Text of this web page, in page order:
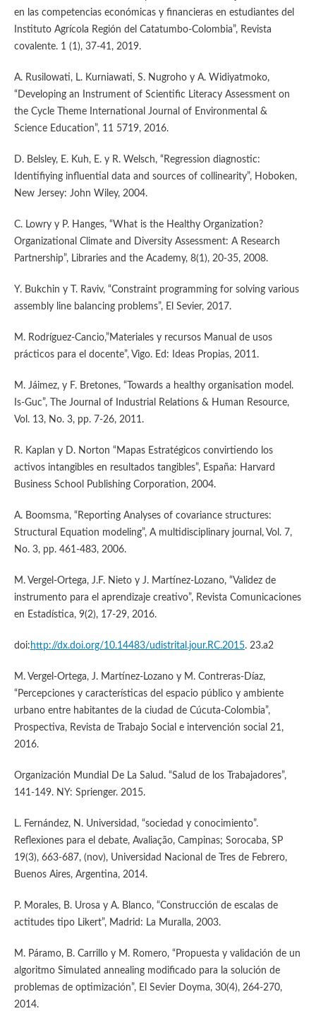
en las competencias económicas y financieras en estudiantes del
Instituto Agrícola Región del Catatumbo-Colombia”, Revista
covalente. 1 (1), 37-41, 2019.
A. Rusilowati, L. Kurniawati, S. Nugroho y A. Widiyatmoko,
“Developing an Instrument of Scientific Literacy Assessment on
the Cycle Theme International Journal of Environmental &
Science Education”, 11 5719, 2016.
D. Belsley, E. Kuh, E. y R. Welsch, “Regression diagnostic:
Identifiying influential data and sources of collinearity”, Hoboken,
New Jersey: John Wiley, 2004.
C. Lowry y P. Hanges, “What is the Healthy Organization?
Organizational Climate and Diversity Assessment: A Research
Partnership”, Libraries and the Academy, 8(1), 20-35, 2008.
Y. Bukchin y T. Raviv, “Constraint programming for solving various
assembly line balancing problems”, El Sevier, 2017.
M. Rodríguez-Cancio,”Materiales y recursos Manual de usos
prácticos para el docente”, Vigo. Ed: Ideas Propias, 2011.
M. Jáimez, y F. Bretones, “Towards a healthy organisation model.
Is-Guc”, The Journal of Industrial Relations & Human Resource,
Vol. 13, No. 3, pp. 7-26, 2011.
R. Kaplan y D. Norton “Mapas Estratégicos convirtiendo los
activos intangibles en resultados tangibles”, España: Harvard
Business School Publishing Corporation, 2004.
A. Boomsma, “Reporting Analyses of covariance structures:
Structural Equation modeling”, A multidisciplinary journal, Vol. 7,
No. 3, pp. 461-483, 2006.
M. Vergel-Ortega, J.F. Nieto y J. Martínez-Lozano, “Validez de
instrumento para el aprendizaje creativo”, Revista Comunicaciones
en Estadística, 9(2), 17-29, 2016.
doi: http://dx.doi.org/10.14483/udistrital.jour.RC.2015. 23.a2
M. Vergel-Ortega, J. Martínez-Lozano y M. Contreras-Díaz,
“Percepciones y características del espacio público y ambiente
urbano entre habitantes de la ciudad de Cúcuta-Colombia”,
Prospectiva, Revista de Trabajo Social e intervención social 21,
2016.
Organización Mundial De La Salud. “Salud de los Trabajadores”,
141-149. NY: Sprienger. 2015.
L. Fernández, N. Universidad, “sociedad y conocimiento”.
Reflexiones para el debate, Avaliação, Campinas; Sorocaba, SP
19(3), 663-687, (nov), Universidad Nacional de Tres de Febrero,
Buenos Aires, Argentina, 2014.
P. Morales, B. Urosa y A. Blanco, “Construcción de escalas de
actitudes tipo Likert”, Madrid: La Muralla, 2003.
M. Páramo, B. Carrillo y M. Romero, “Propuesta y validación de un
algoritmo Simulated annealing modificado para la solución de
problemas de optimización”, El Sevier Doyma, 30(4), 264-270,
2014.